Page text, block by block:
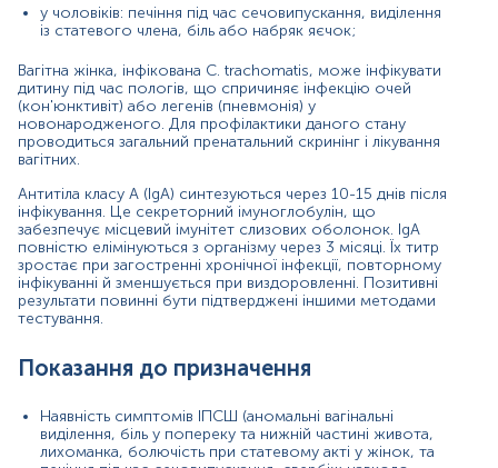
людей, у яких партнер має ІПСШ;
осіб, що мали незахищений статевий акт;
вагітних;
гомосексуальних пар;
Діагностика хламідіозу у новонароджених при
конюктивіті, пневмонії.
Причини підвищення рівня
Наявність IgA свідчить про інфікування Chlamydia
trachomatis:
гостра інфекція;
позитивний).
Причини зниження рівня
у чоловіків: печіння під час сечовипускання, виділення
із статевого члена, біль або набряк яєчок;
Вагітна жінка, інфікована C. trachomatis, може інфікувати
дитину під час пологів, що спричиняє інфекцію очей
(кон'юнктивіт) або легенів (пневмонія) у
новонародженого. Для профілактики даного стану
проводиться загальний пренатальний скринінг і лікування
вагітних.
Антитіла класу А (IgА) синтезуються через 10-15 днів після
інфікування. Це секреторний імуноглобулін, що
забезпечує місцевий імунітет слизових оболонок. IgА
повністю елімінуються з організму через 3 місяці. Їх титр
зростає при загостренні хронічної інфекції, повторному
інфікуванні й зменшується при виздоровленні. Позитивні
результати повинні бути підтверджені іншими методами
тестування.
Показання до призначення
Наявність симптомів ІПСШ (аномальні вагінальні
виділення, біль у попереку та нижній частині живота,
лихоманка, болючість при статевому акті у жінок, та